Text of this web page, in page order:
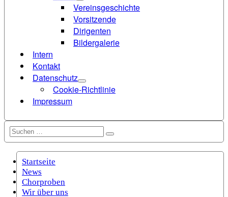
Vereinsgeschichte
Vorsitzende
Dirigenten
Bildergalerie
Intern
Kontakt
Datenschutz
Cookie-Richtlinie
Impressum
Suchen
nach:
Suchen
Startseite
News
Chorproben
Wir über uns